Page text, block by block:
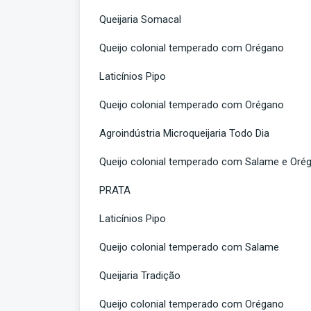
Queijaria Somacal
Queijo colonial temperado com Orégano
Laticínios Pipo
Queijo colonial temperado com Orégano
Agroindústria Microqueijaria Todo Dia
Queijo colonial temperado com Salame e
PRATA
Laticínios Pipo
Queijo colonial temperado com Salame
Queijaria Tradição
Queijo colonial temperado com Orégano